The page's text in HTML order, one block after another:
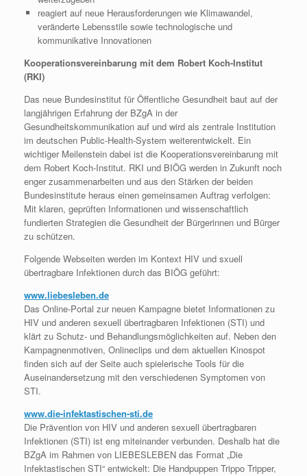
reagiert auf neue Herausforderungen wie Klimawandel,
veränderte Lebensstile sowie technologische und
kommunikative Innovationen
Kooperationsvereinbarung mit dem Robert Koch-Institut
(RKI)
Das neue Bundesinstitut für Öffentliche Gesundheit baut auf der
langjährigen Erfahrung der BZgA in der
Gesundheitskommunikation auf und wird als zentrale Institution
im deutschen Public-Health-System weiterentwickelt. Ein
wichtiger Meilenstein dabei ist die Kooperationsvereinbarung mit
dem Robert Koch-Institut. RKI und BIÖG werden in Zukunft noch
enger zusammenarbeiten und aus den Stärken der beiden
Bundesinstitute heraus einen gemeinsamen Auftrag verfolgen:
Mit klaren, geprüften Informationen und wissenschaftlich
fundierten Strategien die Gesundheit der Bürgerinnen und Bürger
zu schützen.
Folgende Webseiten werden im Kontext HIV und sxuell
übertragbare Infektionen durch das BIÖG geführt:
www.liebesleben.de
Das Online-Portal zur neuen Kampagne bietet Informationen zu
HIV und anderen sexuell übertragbaren Infektionen (STI) und
klärt zu Schutz- und Behandlungsmöglichkeiten auf. Neben den
Kampagnenmotiven, Onlineclips und dem aktuellen Kinospot
finden sich auf der Seite auch spielerische Tools für die
Auseinandersetzung mit den verschiedenen Symptomen von
STI.
www.die-infektastischen-sti.de
Die Prävention von HIV und anderen sexuell übertragbaren
Infektionen (STI) ist eng miteinander verbunden. Deshalb hat die
BZgA im Rahmen von LIEBESLEBEN das Format „Die
Infektastischen STI“ entwickelt: Die Handpuppen Trippo Tripper,